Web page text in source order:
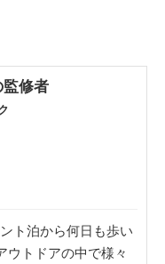
修者
ト泊から何日も歩い
ウトドアの中で様々